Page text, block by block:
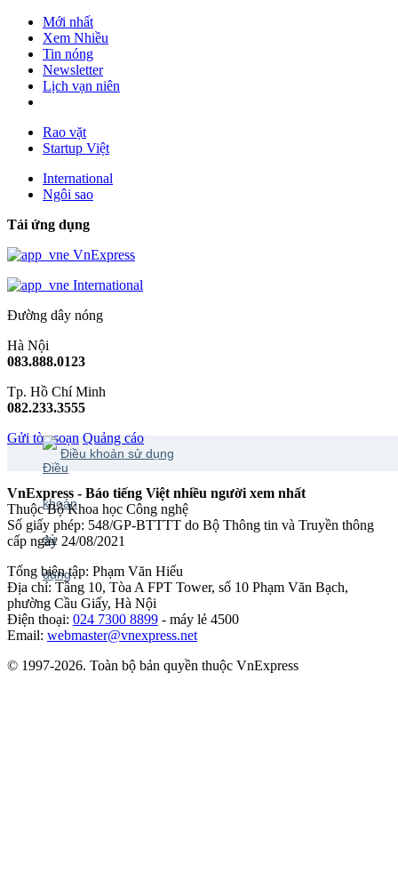
Mới nhất
Xem Nhiều
Tin nóng
Newsletter
Lịch vạn niên
Rao vặt
Startup Việt
International
Ngôi sao
Tải ứng dụng
VnExpress
International
Đường dây nóng
Hà Nội
083.888.0123
Tp. Hồ Chí Minh
082.233.3555
Gửi tòa soạn Quảng cáo
Điều khoản sử dụng
VnExpress - Báo tiếng Việt nhiều người xem nhất
Thuộc Bộ Khoa học Công nghệ
Số giấy phép: 548/GP-BTTTT do Bộ Thông tin và Truyền thông
cấp ngày 24/08/2021
Tổng biên tập: Phạm Văn Hiếu
Địa chỉ: Tầng 10, Tòa A FPT Tower, số 10 Phạm Văn Bạch,
phường Cầu Giấy, Hà Nội
Điện thoại: 024 7300 8899 - máy lẻ 4500
Email: webmaster@vnexpress.net
© 1997-2026. Toàn bộ bản quyền thuộc VnExpress